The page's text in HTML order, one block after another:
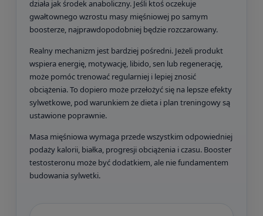
działa jak środek anaboliczny. Jeśli ktoś oczekuje
gwałtownego wzrostu masy mięśniowej po samym
boosterze, najprawdopodobniej będzie rozczarowany.
Realny mechanizm jest bardziej pośredni. Jeżeli produkt
wspiera energię, motywację, libido, sen lub regenerację,
może pomóc trenować regularniej i lepiej znosić
obciążenia. To dopiero może przełożyć się na lepsze efekty
sylwetkowe, pod warunkiem że dieta i plan treningowy są
ustawione poprawnie.
Masa mięśniowa wymaga przede wszystkim odpowiedniej
podaży kalorii, białka, progresji obciążenia i czasu. Booster
testosteronu może być dodatkiem, ale nie fundamentem
budowania sylwetki.